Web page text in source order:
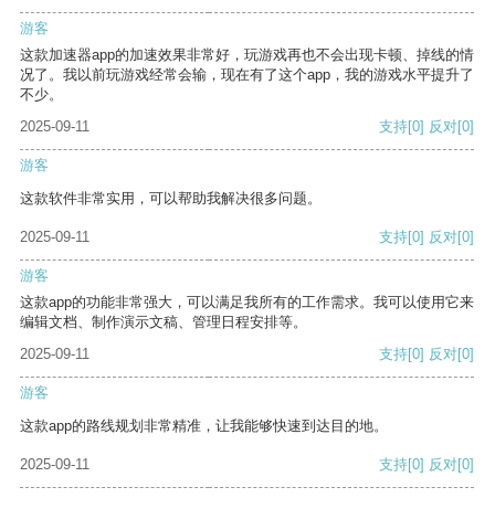
游客
这款加速器app的加速效果非常好，玩游戏再也不会出现卡顿、掉线的情
况了。我以前玩游戏经常会输，现在有了这个app，我的游戏水平提升了
不少。
2025-09-11
支持[0] 反对[0]
游客
这款软件非常实用，可以帮助我解决很多问题。
2025-09-11 支持[0] 反对[0]
游客
这款app的功能非常强大，可以满足我所有的工作需求。我可以使用它来
编辑文档、制作演示文稿、管理日程安排等。
2025-09-11
支持[0] 反对[0]
游客
这款app的路线规划非常精准，让我能够快速到达目的地。
2025-09-11 支持[0] 反对[0]